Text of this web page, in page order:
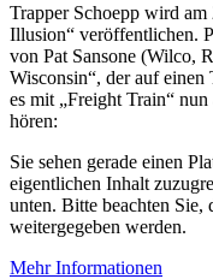
Trapper Schoepp wird
Illusion“ veröffentlichen.
von Pat Sansone (Wilco,
Wisconsin“, der auf
es mit „Freight Train“
hören:
Sie sehen gerade einen
eigentlichen Inhalt
unten. Bitte beachten Sie,
weitergegeben werden.
Mehr Informationen